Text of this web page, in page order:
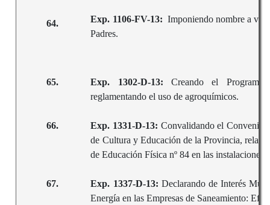
64. Exp. 1106-FV-13: Imponiendo nombre a
Padres.
65. Exp. 1302-D-13: Creando el
reglamentando el uso de agroquímicos.
66. Exp. 1331-D-13: Convalidando el Convenio
de Cultura y Educación de la Provincia,
de Educación Física nº 84 en las
67. Exp. 1337-D-13: Declarando de Interés
Energía en las Empresas de Saneamiento: